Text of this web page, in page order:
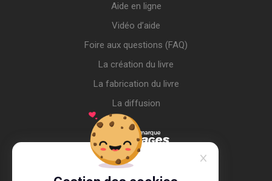
Aide en ligne
Vidéo d’aide
Foire aux questions (FAQ)
La création du livre
La fabrication du livre
La diffusion